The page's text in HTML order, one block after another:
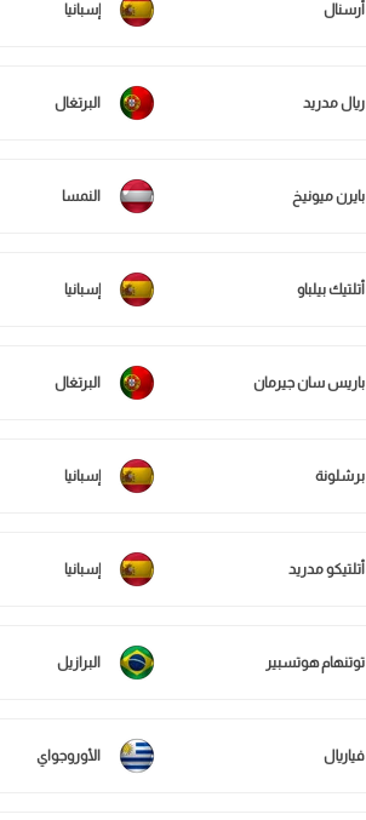
أرسنال إسبانيا
ريال مدريد البرتغال
بايرن ميونيخ النمسا
أتلتيك بيلباو إسبانيا
باريس سان جيرمان البرتغال
برشلونة إسبانيا
أتلتيكو مدريد إسبانيا
توتنهام هوتسبير البرازيل
فياريال الأوروجواي